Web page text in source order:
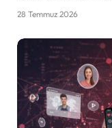
28 Temmuz 2026